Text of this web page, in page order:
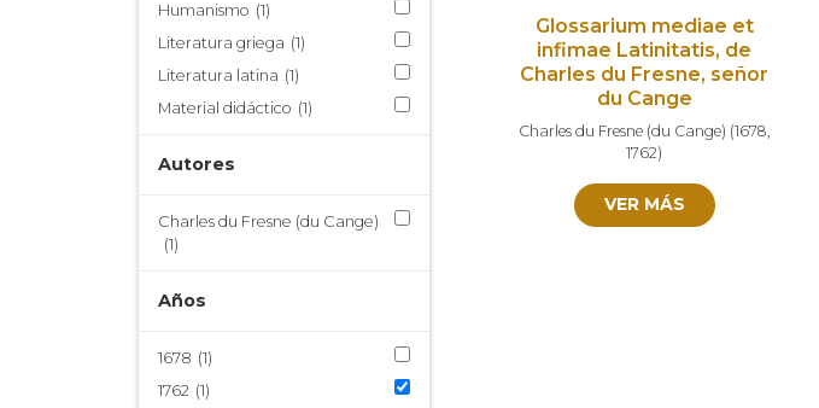
Humanismo (1)
Literatura griega (1)
Literatura latina (1)
Material didáctico (1)
Autores
Charles du Fresne (du Cange)
(1)
Años
1678 (1)
1762 (1)
Glossarium mediae et
infimae Latinitatis, de
Charles du Fresne, señor
du Cange
Charles du Fresne (du Cange) (1678,
1762)
VER MÁS